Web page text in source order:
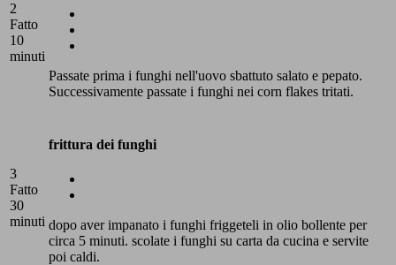
2
Fatto
10
minuti
Passate prima i funghi nell'uovo sbattuto salato e pepato.
Successivamente passate i funghi nei corn flakes tritati.
3
Fatto
30
minuti
frittura dei funghi
dopo aver impanato i funghi friggeteli in olio bollente per
circa 5 minuti. scolate i funghi su carta da cucina e servite
poi caldi.